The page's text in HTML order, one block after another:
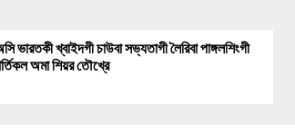
ভারতকী খ্বাইদগী চাউবা সভ্যতাগী লৈরিবা পাঙ্গলশিংগী
অমা শিয়র তৌখ্রে